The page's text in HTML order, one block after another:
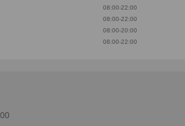
08:00-22:00
08:00-22:00
08:00-20:00
08:00-22:00